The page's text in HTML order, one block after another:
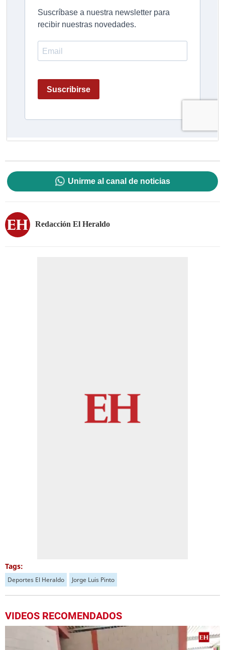
Unirme al canal de noticias
Redacción El Heraldo
Tags:
Deportes El Heraldo Jorge Luis Pinto
VIDEOS RECOMENDADOS